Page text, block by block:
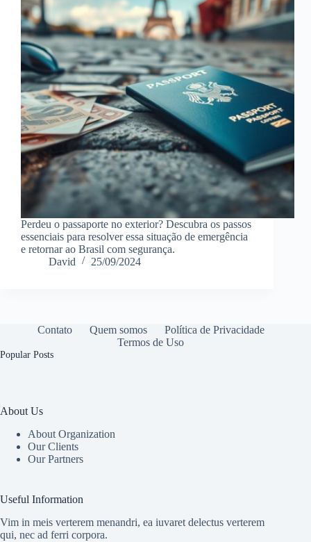
Perdeu o passaporte no exterior? Descubra os passos
essenciais para resolver essa situação de emergência
e retornar ao Brasil com segurança.
David
25/09/2024
Contato Quem somos
Política de Privacidade
Termos de Uso
Popular Posts
About Us
About Organization
Our Clients
Our Partners
Useful Information
Vim in meis verterem menandri, ea iuvaret delectus verterem
qui, nec ad ferri corpora.